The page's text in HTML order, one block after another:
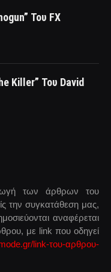
Του FX
Killer” Του David
των άρθρων του
την συγκατάθεση μας,
αναφέρεται
με link που οδηγεί
link-του-αρθρου-